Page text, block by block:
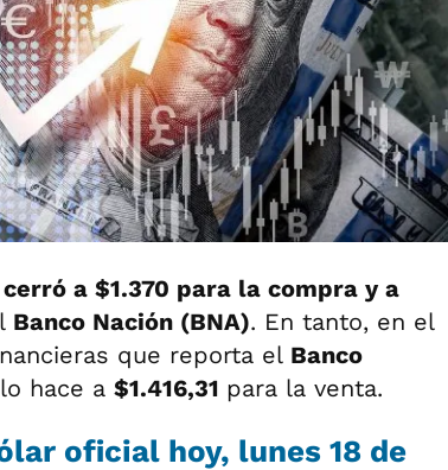
cerró a $1.370 para la compra y a
Banco Nación (BNA). En tanto, en el
que reporta el Banco
hace a $1.416,31 para la venta.
oficial hoy, lunes 18 de